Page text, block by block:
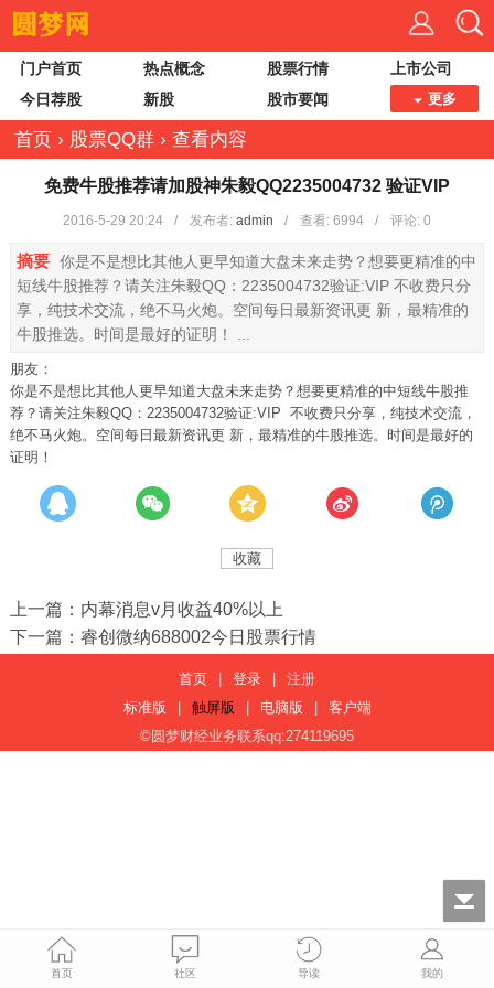
门户首页 热点概念 股票行情
上市公司
今日荐股
新股 股市要闻 更多
首页 › 股票QQ群 › 查看内容
免费牛股推荐请加股神朱毅QQ2235004732 验证VIP
2016-5-29 20:24 / 发布者: admin / 查看: 6994 / 评论: 0
摘要 你是不是想比其他人更早知道大盘未来走势？想要更精准的中
短线牛股推荐？请关注朱毅QQ：2235004732验证:VIP 不收费只分
享，纯技术交流，绝不马火炮。空间每日最新资讯更 新，最精准的
牛股推选。时间是最好的证明！ ...
朋友：
你是不是想比其他人更早知道大盘未来走势？想要更精准的中短线牛股推
荐？请关注朱毅QQ：2235004732验证:VIP 不收费只分享，纯技术交流，
绝不马火炮。空间每日最新资讯更 新，最精准的牛股推选。时间是最好的
证明！
收藏
上一篇：内幕消息v月收益40%以上
下一篇：睿创微纳688002今日股票行情
首页 登录
注册
标准版
触屏版 电脑版
客户端
©圆梦财经业务联系qq:274119695
首页 社区 导读 我的